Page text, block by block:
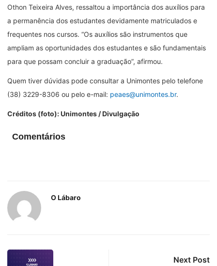
Othon Teixeira Alves, ressaltou a importância dos auxílios para
a permanência dos estudantes devidamente matriculados e
frequentes nos cursos. “Os auxílios são instrumentos que
ampliam as oportunidades dos estudantes e são fundamentais
para que possam concluir a graduação”, afirmou.
Quem tiver dúvidas pode consultar a Unimontes pelo telefone
(38) 3229-8306 ou pelo e-mail: peaes@unimontes.br.
Créditos (foto): Unimontes / Divulgação
Comentários
O Lábaro
Next Post